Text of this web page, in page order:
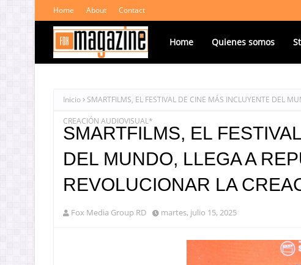
Home About Contact
Home Quienes somos
Inicio SMARTFILMS, EL FESTIVAL DE CINE MÁS INCLUYENTE DEL
CREACIÓN AUDIOVISUAL*
SMARTFILMS, EL
DEL MUNDO, LLEGA A
REVOLUCIONAR LA
Fox Media Group RD martes, julio 15, 2025